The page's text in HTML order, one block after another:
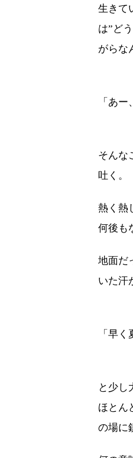
生きて
は”ど
がらな
「あ
そんな
吐く。
熱く熱
何後も
地面だ
いた汗
「早く
と少し
ほとん
の場に